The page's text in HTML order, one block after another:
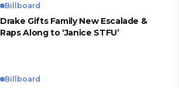
Billboard
Drake Gifts Family New Escalade &
Raps Along to ‘Janice STFU’
Billboard